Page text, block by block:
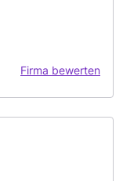
Firma bewerten